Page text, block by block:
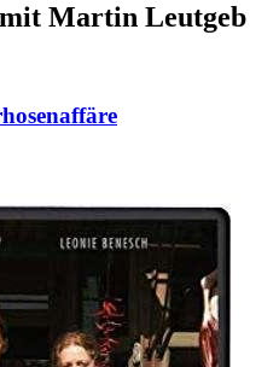
Martin Leutgeb